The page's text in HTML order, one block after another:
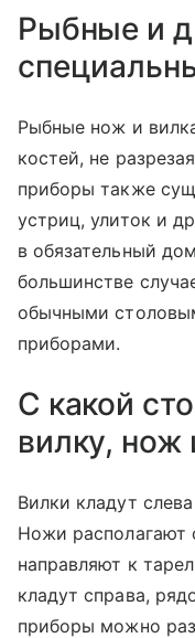
Рыбные и
Рыбные нож и
костей, не
приборы также
устриц, улиток и
в обязательный
большинстве
обычными
приборами.
С какой
вилку, нож
Вилки кладут
Ножи располагают
направляют к
кладут справа,
приборы можно